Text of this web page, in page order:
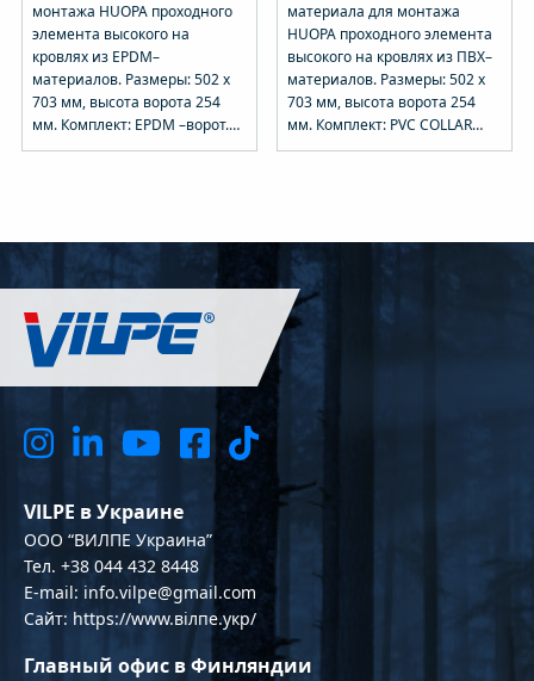
монтажа HUOPA проходного
элемента высокого на
кровлях из EPDM–
материалов. Размеры: 502 х
703 мм, высота ворота 254
мм. Комплект: EPDM –ворот.
Устанавливается при
материала для монтажа
HUOPA проходного элемента
высокого на кровлях из ПВХ–
материалов. Размеры: 502 х
703 мм, высота ворота 254
мм. Комплект: PVC COLLAR
ворот. Устанавливается при
VILPE в Украине
OOO “ВИЛПЕ Украина”
Тел. +38 044 432 8448
E-mail: info.vilpe@gmail.com
Сайт: https://www.вілпе.укр/
Главный офис в Финляндии